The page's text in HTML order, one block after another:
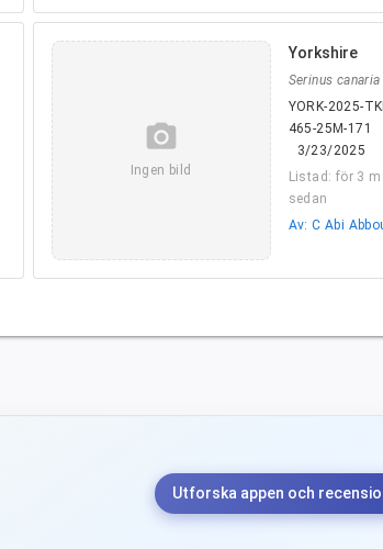
camera_alt
Ingen bild
Yorkshire
Serinus canaria
YORK-2025-
465-25M-171
3/23/2025
Listad: för 3
sedan
Av: C Abi
Utforska appen och